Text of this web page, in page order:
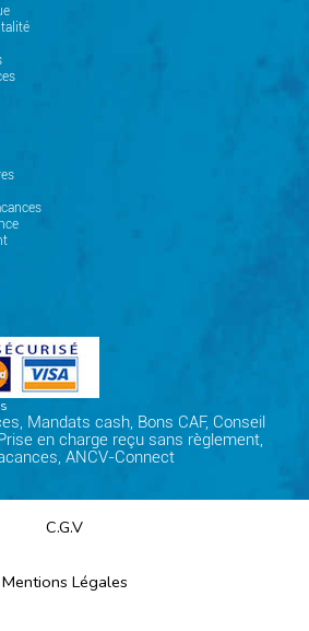
Mandats cash, Bons CAF, Conseil
en charge reçu sans règlement,
ANCV-Connect
C.G.V
Mentions Légales